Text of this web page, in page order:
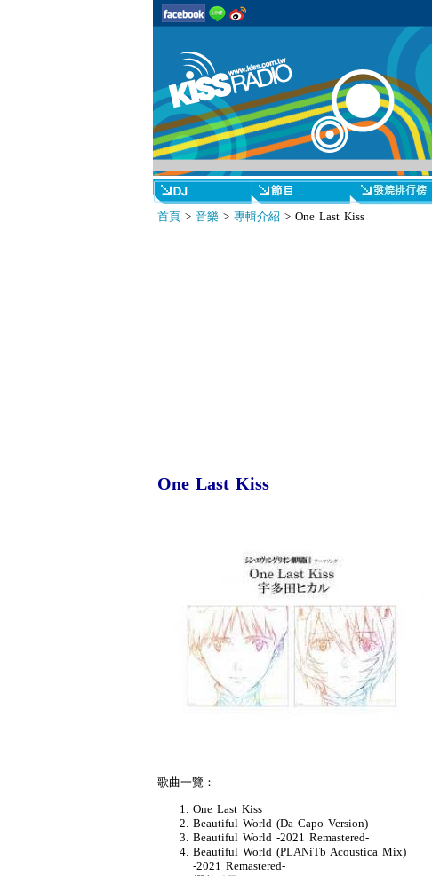
首頁> 音樂> 專輯介紹 > One Last Kiss
One Last Kiss
歌曲一覽：
One Last Kiss
Beautiful World (Da Capo Version)
Beautiful World -2021 Remastered-
Beautiful World (PLANiTb Acoustica Mix)
-2021 Remastered-